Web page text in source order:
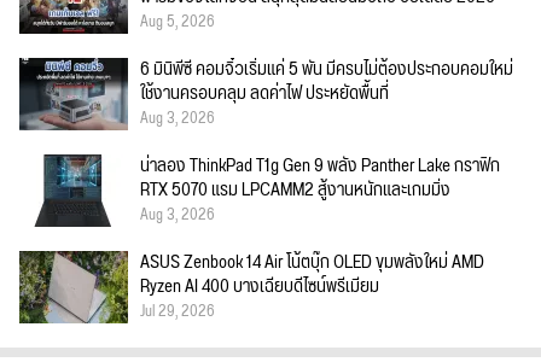
Aug 5, 2026
6 มินิพีซี คอมจิ๋วเริ่มแค่ 5 พัน มีครบไม่ต้องประกอบคอมใหม่
ใช้งานครอบคลุม ลดค่าไฟ ประหยัดพื้นที่
Aug 3, 2026
น่าลอง ThinkPad T1g Gen 9 พลัง Panther Lake กราฟิก
RTX 5070 แรม LPCAMM2 สู้งานหนักและเกมมิ่ง
Aug 3, 2026
ASUS Zenbook 14 Air โน้ตบุ๊ก OLED ขุมพลังใหม่ AMD
Ryzen AI 400 บางเฉียบดีไซน์พรีเมียม
Jul 29, 2026